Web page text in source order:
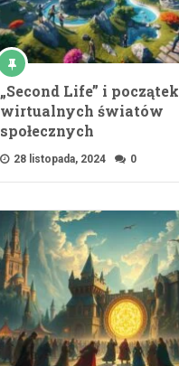
„Second Life” i początek
wirtualnych światów
społecznych
28 listopada, 2024 0